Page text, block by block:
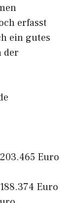
erfasst
ein gutes
der
Euro
Euro